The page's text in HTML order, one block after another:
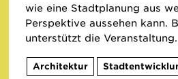
wie eine Stadtplanung aus
Perspektive aussehen kann.
unterstützt die Veranstaltung.
Architektur